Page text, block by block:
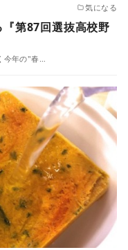
気になる
第87回選抜高校野
年の"春…